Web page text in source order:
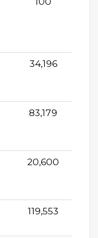
34,196
83,179
20,600
119,553